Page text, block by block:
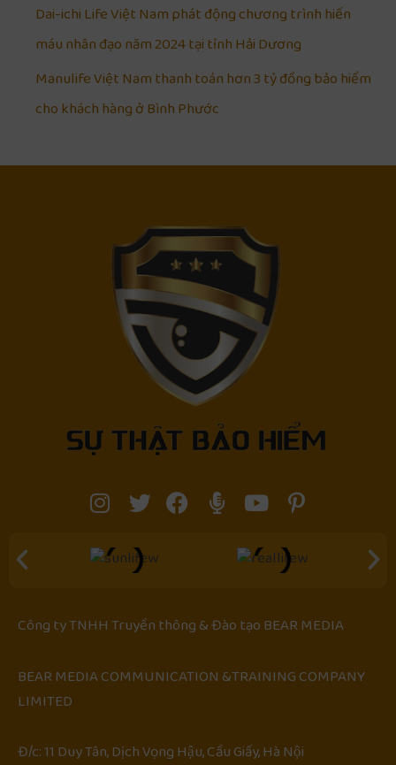
Dai-ichi Life Việt Nam phát động chương trình hiến
máu nhân đạo năm 2024 tại tỉnh Hải Dương
Manulife Việt Nam thanh toán hơn 3 tỷ đồng bảo hiểm
cho khách hàng ở Bình Phước
Công ty TNHH Truyền thông & Đào tạoBEAR MEDIA
BEAR MEDIA COMMUNICATION &TRAINING COMPANY
LIMITED
Đ/c: 11 Duy Tân, Dịch Vọng Hậu, Cầu Giấy, Hà Nội